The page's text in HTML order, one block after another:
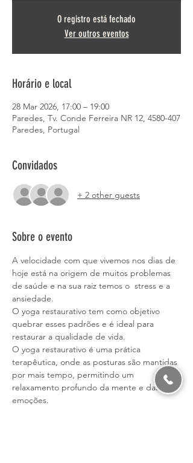
O registro está fechado
Ver outros eventos
Horário e local
28 Mar 2026, 17:00 – 19:00
Paredes, Tv. Conde Ferreira NR 12, 4580-407
Paredes, Portugal
Convidados
+ 2 other guests
Sobre o evento
A velocidade com que vivemos nos dias de
hoje está na origem de muitos problemas
de saúde e na sua raiz temos o  stress e a
ansiedade.
O yoga restaurativo tem como objetivo
quebrar esses padrões e é ideal para
restaurar a qualidade de vida.
O yoga restaurativo é uma prática
terapêutica, onde as posturas são mantidas
por mais tempo, permitindo um
relaxamento profundo da mente e das
emoções.